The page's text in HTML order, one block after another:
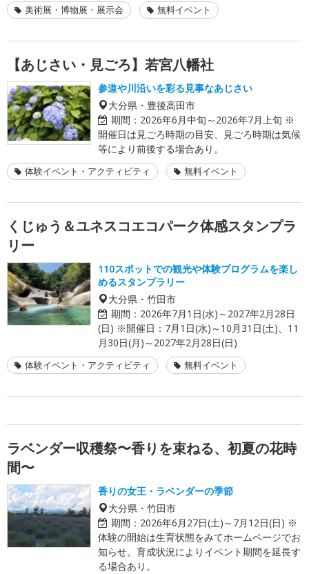
美術展・博物展・展示会 無料イベント
【あじさい・見ごろ】若宮八幡社
参道や川沿いを彩る見事なあじさい
大分県・豊後高田市
期間： 2026年6月中旬～2026年7月上旬 ※
開催日は見ごろ時期の目安、見ごろ時期は気候
等により前後する場合あり。
体験イベント・アクティビティ 無料イベント
くじゅう＆ユネスコエコパーク体感スタンプラ
リー
110スポットでの観光や体験プログラムを楽し
めるスタンプラリー
大分県・竹田市
期間： 2026年7月1日(水)～2027年2月28日
(日) ※開催日：7月1日(水)～10月31日(土)、11
月30日(月)～2027年2月28日(日)
体験イベント・アクティビティ 無料イベント
ラベンダー収穫祭〜香りを束ねる、初夏の花時
間〜
香りの女王・ラベンダーの季節
大分県・竹田市
期間： 2026年6月27日(土)～7月12日(日) ※
体験の開始は生育状態をみてホームページでお
知らせ。育成状況によりイベント期間を延長す
る場合あり。